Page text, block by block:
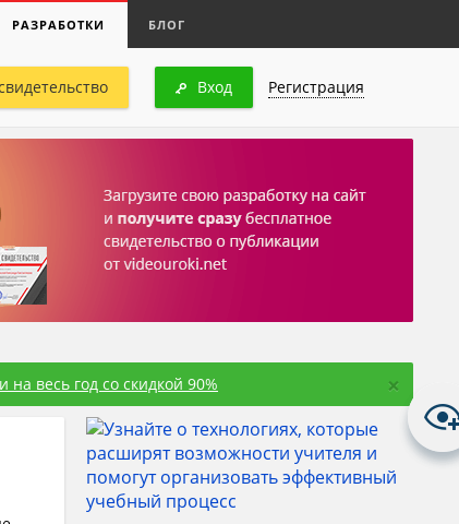
РАЗРАБОТКИ БЛОГ
Вход Регистрация
весь год со скидкой 90% ×